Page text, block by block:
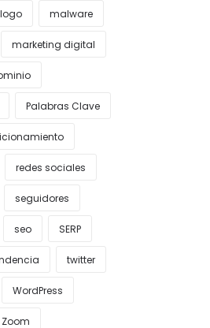
logo malware
marketing digital
Palabras Clave
redes sociales
seguidores
seo SERP
twitter
WordPress
Zoom